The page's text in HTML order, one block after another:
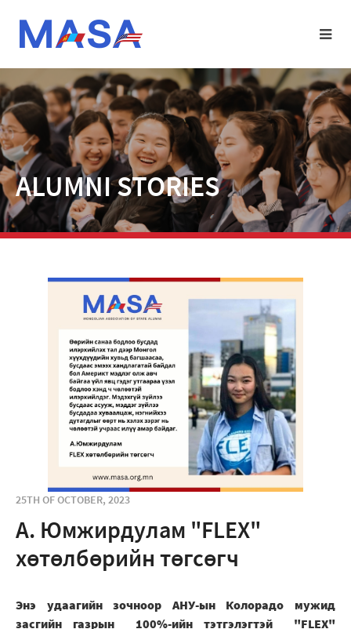
ALUMNI STORIES
25TH OF OCTOBER, 2023
А. Юмжирдулам "FLEX"
хөтөлбөрийн төгсөгч
Энэ удаагийн зочноор АНУ-ын Колорадо мужид
засгийн газрын 100%-ийн тэтгэлэгтэй "FLEX"